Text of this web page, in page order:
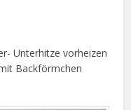
Unterhitze vorheizen
Backförmchen